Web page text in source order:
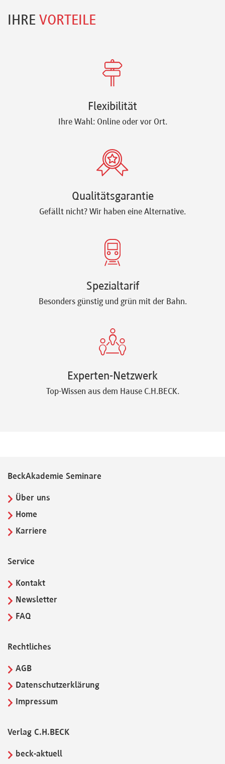
IHRE VORTEILE
Flexibilität
Ihre Wahl: Online oder vor Ort.
Qualitätsgarantie
Gefällt nicht? Wir haben eine Alternative.
Spezialtarif
Besonders günstig und grün mit der Bahn.
Experten-Netzwerk
Top-Wissen aus dem Hause C.H.BECK.
BeckAkademie Seminare
Über uns
Home
Karriere
Service
Kontakt
Newsletter
FAQ
Rechtliches
AGB
Datenschutzerklärung
Impressum
Verlag C.H.BECK
beck-aktuell